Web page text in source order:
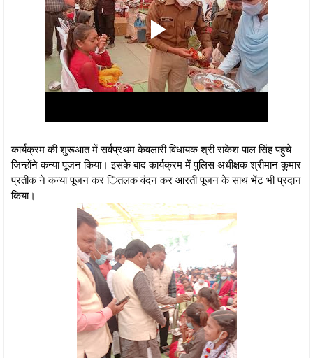
कार्यक्रम की शुरूआत में सर्वप्रथम केवलारी विधायक श्री राकेश पाल सिंह पहुंचे
जिन्होंने कन्या पूजन किया। इसके बाद कार्यक्रम में पुलिस अधीक्षक श्रीमान कुमार
प्रतीक ने कन्या पूजन कर ितलक वंदन कर आरती पूजन के साथ भेंट भी प्रदान
किया।